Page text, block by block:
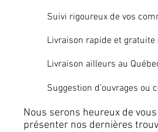
Suivi rigoureux de vos
Livraison rapide et
Livraison ailleurs au
Suggestion d'ouvrages ou
Nous serons heureux de
présenter nos dernières